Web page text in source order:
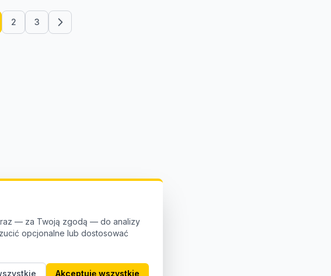
2 3
— za Twoją zgodą — do analizy
opcjonalne lub dostosować
Akceptuję wszystkie